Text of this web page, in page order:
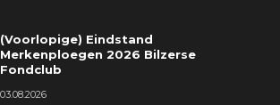
(Voorlopige) Eindstand
Merkenploegen 2026 Bilzerse
Fondclub
03.08.2026